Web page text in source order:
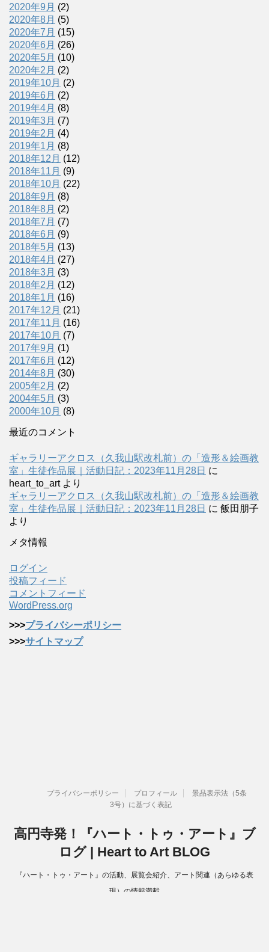
2020年9月 (2)
2020年8月 (5)
2020年7月 (15)
2020年6月 (26)
2020年5月 (10)
2020年2月 (2)
2019年10月 (2)
2019年6月 (2)
2019年4月 (8)
2019年3月 (7)
2019年2月 (4)
2019年1月 (8)
2018年12月 (12)
2018年11月 (9)
2018年10月 (22)
2018年9月 (8)
2018年8月 (2)
2018年7月 (7)
2018年6月 (9)
2018年5月 (13)
2018年4月 (27)
2018年3月 (3)
2018年2月 (12)
2018年1月 (16)
2017年12月 (21)
2017年11月 (16)
2017年10月 (7)
2017年9月 (1)
2017年6月 (12)
2014年8月 (30)
2005年2月 (2)
2004年5月 (3)
2000年10月 (8)
最近のコメント
ギャラリーアクロス（久我山駅改札前）の「造形＆絵画教
室」生徒作品展｜活動日記：2023年11月28日 に
heart_to_artより
ギャラリーアクロス（久我山駅改札前）の「造形＆絵画教
室」生徒作品展｜活動日記：2023年11月28日 に 飯田朋子
より
メタ情報
ログイン
投稿フィード
コメントフィード
WordPress.org
>>>プライバシーポリシー
>>>サイトマップ
プライバシーポリシー プロフィール
景品表示法（5条
3号）に基づく表記
高円寺発！『ハート・トゥ・アート』ブ
ログ | Heart to Art BLOG
『ハート・トゥ・アート』の活動、展覧会紹介、アート関連（あらゆる表
現）の情報満載